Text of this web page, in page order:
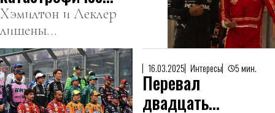
завершился для
Ferrari
Хэмилтон и Леклер
лишены
результатов из-за
ошибок команды
16.03.2025 Интересы 5 мин.
Перевал
двадцать